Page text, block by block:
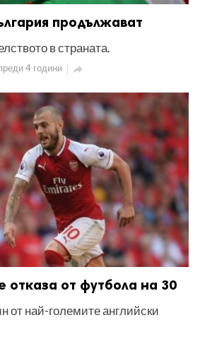
продължават
в страната.
4 години 
отказа от футбола на 30
от най-големите английски